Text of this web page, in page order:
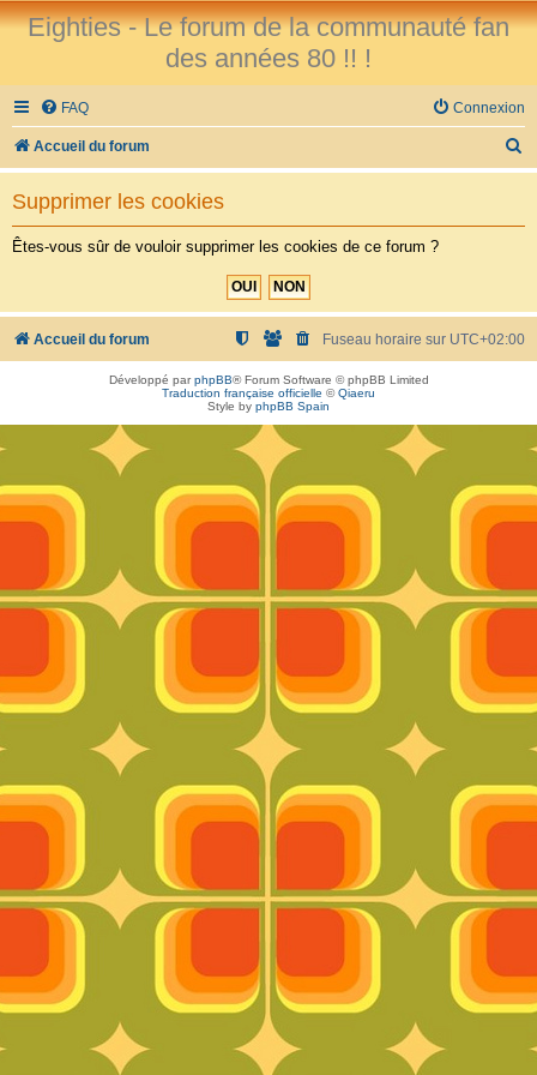
Eighties - Le forum de la communauté fan
des années 80 !! !
FAQ Connexion
Accueil du forum
e
h
r
Supprimer les cookies
Êtes-vous sûr de vouloir supprimer les cookies de ce forum ?
Accueil du forum Fuseau horaire sur UTC+02:00
Développé parphpBB® Forum Software © phpBB Limited
Traduction française officielle ©Qiaeru
Style by phpBB Spain